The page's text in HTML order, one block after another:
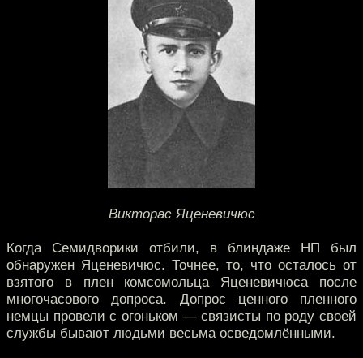
Викторас Яценевичюс
Когда Семидворики отбили, в блиндаже НП был
обнаружен Яценевичюс. Точнее, то, что осталось от
взятого в плен комсомольца Яценевичюса после
многочасового допроса. Допрос ценного пленного
немцы провели с огоньком — связисты по роду своей
службы бывают людьми весьма осведомлёнными.